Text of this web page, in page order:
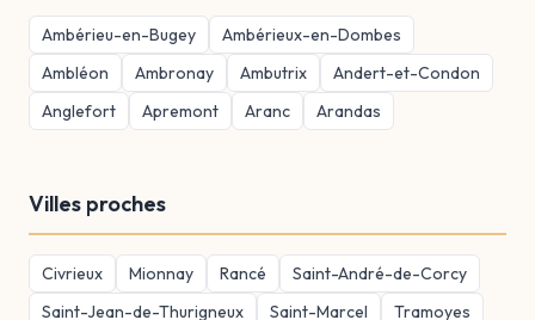
Ambérieu-en-Bugey
Ambérieux-en-Dombes
Ambléon
Ambronay Ambutrix
Andert-et-Condon
Anglefort
Apremont Aranc Arandas
Villes proches
Civrieux Mionnay Rancé
Saint-André-de-Corcy
Saint-Jean-de-Thurigneux
Saint-Marcel Tramoyes